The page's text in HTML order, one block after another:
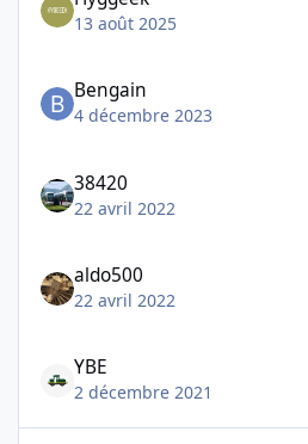
13 août 2025
Bengain
4 décembre 2023
38420
22 avril 2022
aldo500
22 avril 2022
YBE
2 décembre 2021